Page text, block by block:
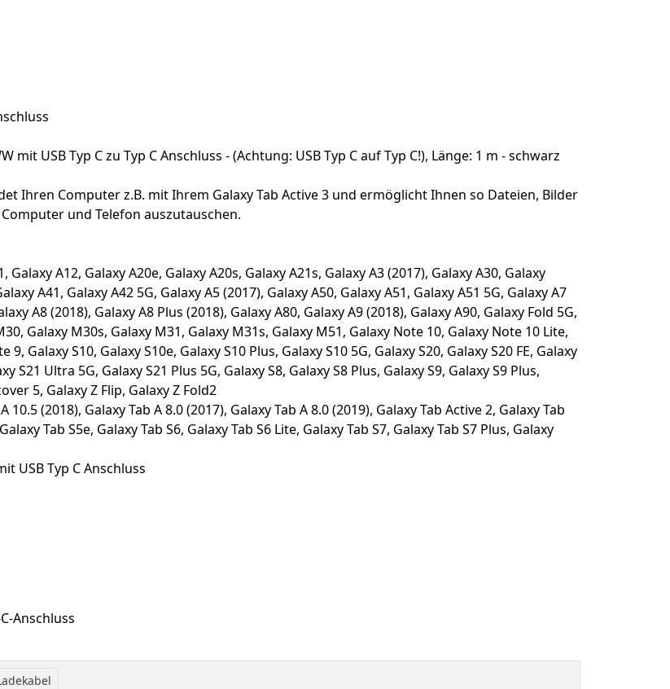
mit USB Typ C zu Typ C Anschluss - (Achtung: USB Typ C auf Typ C!), Länge: 1 m - schwarz
Ihren Computer z.B. mit Ihrem Galaxy Tab Active 3 und ermöglicht Ihnen so Dateien, Bilder
und Telefon auszutauschen.
Galaxy A12, Galaxy A20e, Galaxy A20s, Galaxy A21s, Galaxy A3 (2017), Galaxy A30, Galaxy
A41, Galaxy A42 5G, Galaxy A5 (2017), Galaxy A50, Galaxy A51, Galaxy A51 5G, Galaxy A7
A8 (2018), Galaxy A8 Plus (2018), Galaxy A80, Galaxy A9 (2018), Galaxy A90, Galaxy Fold 5G,
Galaxy M30s, Galaxy M31, Galaxy M31s, Galaxy M51, Galaxy Note 10, Galaxy Note 10 Lite,
Galaxy S10, Galaxy S10e, Galaxy S10 Plus, Galaxy S10 5G, Galaxy S20, Galaxy S20 FE, Galaxy
S21 Ultra 5G, Galaxy S21 Plus 5G, Galaxy S8, Galaxy S8 Plus, Galaxy S9, Galaxy S9 Plus,
5, Galaxy Z Flip, Galaxy Z Fold2
10.5 (2018), Galaxy Tab A 8.0 (2017), Galaxy Tab A 8.0 (2019), Galaxy Tab Active 2, Galaxy Tab
Tab S5e, Galaxy Tab S6, Galaxy Tab S6 Lite, Galaxy Tab S7, Galaxy Tab S7 Plus, Galaxy
USB Typ C Anschluss
Anschluss